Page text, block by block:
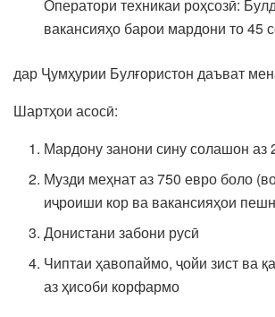
Оператори техникаи роҳсозӣ:
вакансияҳо барои мардони то 45
дар Ҷумҳурии Булғористон даъват
Шартҳои асосӣ:
Мардону занони сину солашон аз
Музди меҳнат аз 750 евро боло
иҷроиши кор ва вакансияҳои
Донистани забони русӣ
Чиптаи ҳавопаймо, ҷойи зист ва
аз ҳисоби корфармо